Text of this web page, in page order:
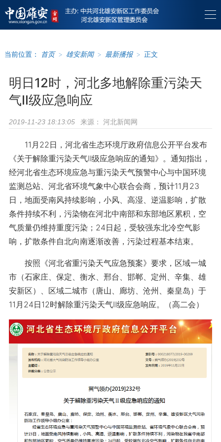
当前位置： 首页 > 雄安新闻 > 最新播报 > 正文
明日12时，河北多地解除重污染天
气Ⅱ级应急响应
2019-11-23 18:13:05 来源： 河北新闻网
11月22日，河北省生态环境厅政府信息公开平台发布
《关于解除重污染天气Ⅱ级应急响应的通知》。通知指出，
经河北省生态环境应急与重污染天气预警中心与中国环境
监测总站、河北省环境气象中心联合会商，预计11月23
日，地面受南风持续影响，小风、高湿、逆温影响，扩散
条件持续不利，污染物在河北中南部和东部地区累积，空
气质量仍维持重度污染；24日起，受较强东北冷空气影
响，扩散条件自北向南逐渐改善，污染过程基本结束。
按照《河北省重污染天气应急预案》要求，区域一城
市（石家庄、保定、衡水、邢台、邯郸、定州、辛集、雄
安新区）、区域二城市（唐山、廊坊、沧州、秦皇岛）于
11月24日12时解除重污染天气Ⅱ级应急响应。（高二会）